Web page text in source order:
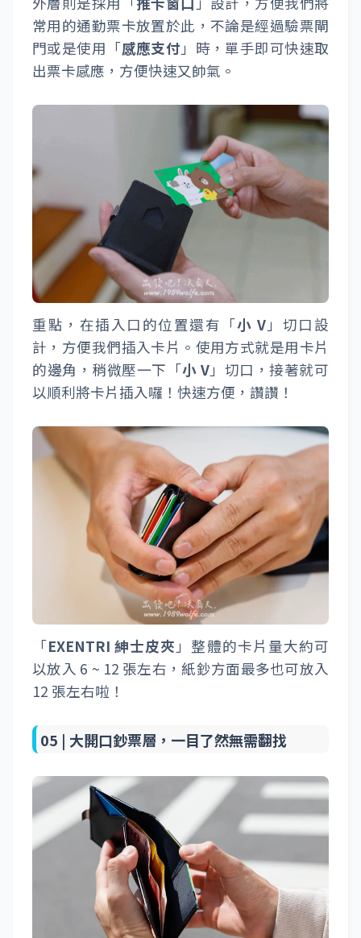
常用的通勤票卡放置於此，不論是經過驗票閘
門或是使用「感應支付」時，單手即可快速取
出票卡感應，方便快速又帥氣。
重點，在插入口的位置還有「小 V」切口設
計，方便我們插入卡片。使用方式就是用卡片
的邊角，稍微壓一下「小 V」切口，接著就可
以順利將卡片插入囉！快速方便，讚讚！
「EXENTRI 紳士皮夾」整體的卡片量大約可
以放入 6 ~ 12 張左右，紙鈔方面最多也可放入
12 張左右啦！
05 | 大開口鈔票層，一目了然無需翻找